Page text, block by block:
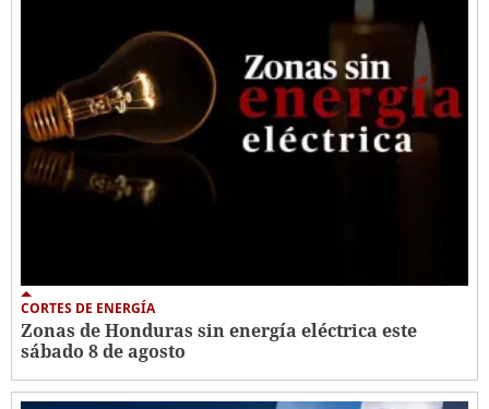
CORTES DE ENERGÍA
Zonas de Honduras sin energía eléctrica este
sábado 8 de agosto